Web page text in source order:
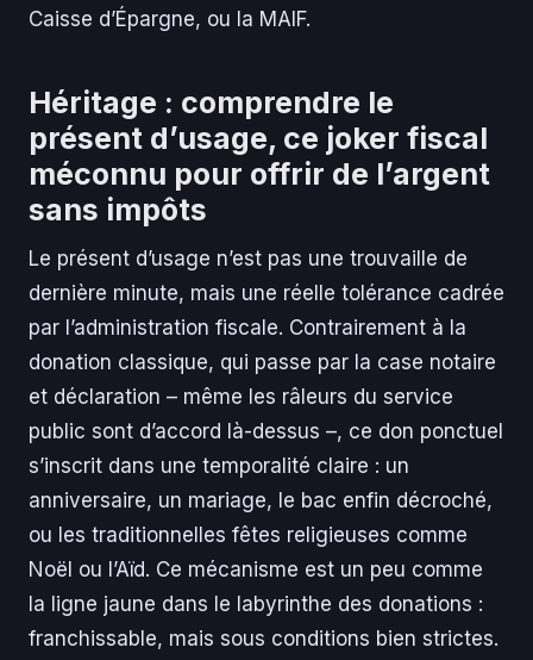
Caisse d’Épargne, ou la MAIF.
Héritage : comprendre le
présent d’usage, ce joker fiscal
méconnu pour offrir de l’argent
sans impôts
Le présent d’usage n’est pas une trouvaille de
dernière minute, mais une réelle tolérance cadrée
par l’administration fiscale. Contrairement à la
donation classique, qui passe par la case notaire
et déclaration – même les râleurs du service
public sont d’accord là-dessus –, ce don ponctuel
s’inscrit dans une temporalité claire : un
anniversaire, un mariage, le bac enfin décroché,
ou les traditionnelles fêtes religieuses comme
Noël ou l’Aïd. Ce mécanisme est un peu comme
la ligne jaune dans le labyrinthe des donations :
franchissable, mais sous conditions bien strictes.